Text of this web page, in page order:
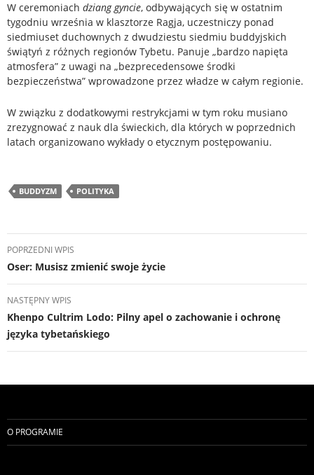
W ceremoniach dziang gyncie, odbywających się w ostatnim
tygodniu września w klasztorze Ragja, uczestniczy ponad
siedmiuset duchownych z dwudziestu siedmiu buddyjskich
świątyń z różnych regionów Tybetu. Panuje „bardzo napięta
atmosfera” z uwagi na „bezprecedensowe środki
bezpieczeństwa” wprowadzone przez władze w całym regionie.
W związku z dodatkowymi restrykcjami w tym roku musiano
zrezygnować z nauk dla świeckich, dla których w poprzednich
latach organizowano wykłady o etycznym postępowaniu.
BUDDYZM POLITYKA
Nawigacja
wpisu
POPRZEDNI WPIS
Oser: Musisz zmienić swoje życie
NASTĘPNY WPIS
Khenpo Cultrim Lodo: Pilny apel o zachowanie i ochronę
języka tybetańskiego
O PROGRAMIE